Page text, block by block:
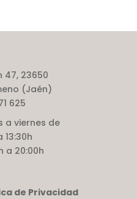
47, 23650
(Jaén)
625
a viernes de
13:30h
a 20:00h
de Privacidad